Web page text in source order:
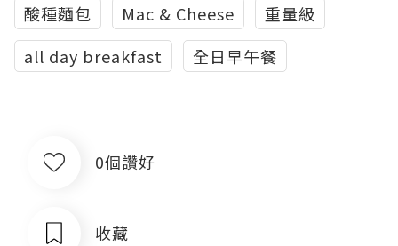
酸種麵包
Mac & Cheese
重量級
all day breakfast
全日早午餐
0個讚好
收藏